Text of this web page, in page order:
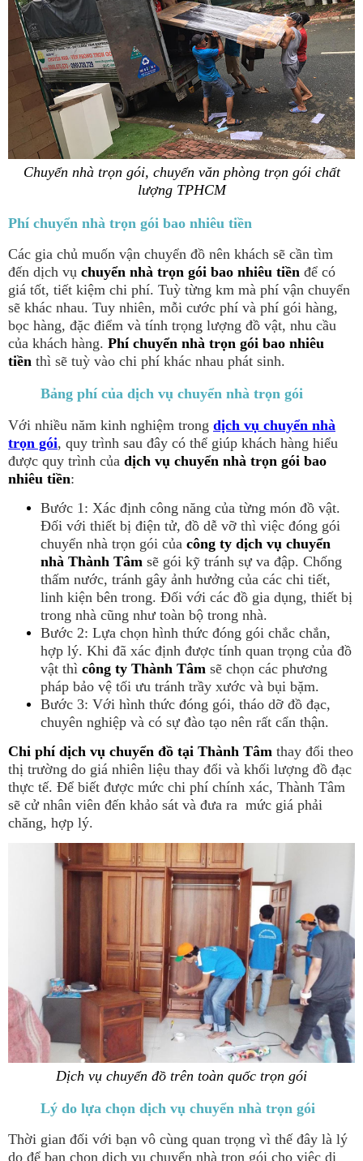
Chuyển nhà trọn gói, chuyển văn phòng trọn gói chất
lượng TPHCM
Phí chuyển nhà trọn gói bao nhiêu tiền
Các gia chủ muốn vận chuyển đồ nên khách sẽ cần tìm
đến dịch vụ chuyển nhà trọn gói bao nhiêu tiền để có
giá tốt, tiết kiệm chi phí. Tuỳ từng km mà phí vận chuyển
sẽ khác nhau. Tuy nhiên, mỗi cước phí và phí gói hàng,
bọc hàng, đặc điểm và tính trọng lượng đồ vật, nhu cầu
của khách hàng. Phí chuyển nhà trọn gói bao nhiêu
tiền thì sẽ tuỳ vào chi phí khác nhau phát sinh.
Bảng phí của dịch vụ chuyển nhà trọn gói
Với nhiều năm kinh nghiệm trong dịch vụ chuyển nhà
trọn gói, quy trình sau đây có thể giúp khách hàng hiểu
được quy trình của dịch vụ chuyển nhà trọn gói bao
nhiêu tiền:
Bước 1: Xác định công năng của từng món đồ vật.
Đối với thiết bị điện tử, đồ dễ vỡ thì việc đóng gói
chuyển nhà trọn gói của công ty dịch vụ chuyển
nhà Thành Tâm sẽ gói kỹ tránh sự va đập. Chống
thấm nước, tránh gây ảnh hưởng của các chi tiết,
linh kiện bên trong. Đối với các đồ gia dụng, thiết bị
trong nhà cũng như toàn bộ trong nhà.
Bước 2: Lựa chọn hình thức đóng gói chắc chắn,
hợp lý. Khi đã xác định được tính quan trọng của đồ
vật thì công ty Thành Tâm sẽ chọn các phương
pháp bảo vệ tối ưu tránh trầy xước và bụi bặm.
Bước 3: Với hình thức đóng gói, tháo dỡ đồ đạc,
chuyên nghiệp và có sự đào tạo nên rất cẩn thận.
Chi phí dịch vụ chuyển đồ tại Thành Tâm thay đổi theo
thị trường do giá nhiên liệu thay đổi và khối lượng đồ đạc
thực tế. Để biết được mức chi phí chính xác, Thành Tâm
sẽ cử nhân viên đến khảo sát và đưa ra mức giá phải
chăng, hợp lý.
Dịch vụ chuyển đồ trên toàn quốc trọn gói
Lý do lựa chọn dịch vụ chuyển nhà trọn gói
Thời gian đối với bạn vô cùng quan trọng vì thế đây là lý
do để bạn chọn dịch vụ chuyển nhà trọn gói cho việc di